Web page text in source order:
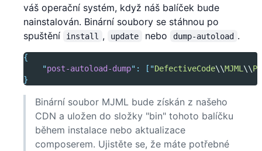
váš operační systém, když náš balíček bude
nainstalován. Binární soubory se stáhnou po
spuštění
install , update nebo dump-autoload .
{
"post-autoload-dump" : [ "DefectiveCode\\MJML \\
}
Binární soubor MJML bude získán z našeho
CDN a uložen do složky "bin" tohoto balíčku
během instalace nebo aktualizace
composerem. Ujistěte se, že máte potřebné